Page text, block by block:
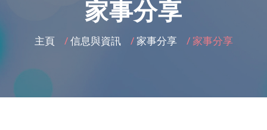
家事分享
主頁 /信息與資訊 / 家事分享 / 家事分享